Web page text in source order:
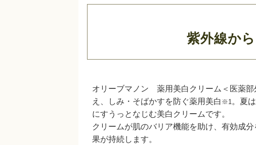
紫外線か
オリーブマノン 薬用美白クリーム＜医薬部
え、しみ・そばかすを防ぐ薬用美白 ※1。夏
にすうっとなじむ美白クリームです。
クリームが肌のバリア機能を助け、有効成
果が持続します。